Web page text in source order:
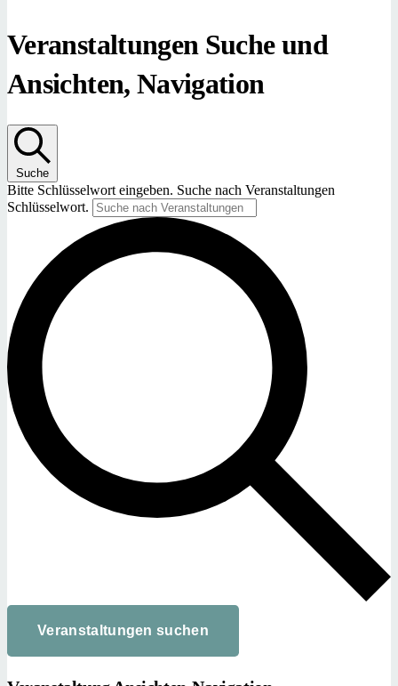
Veranstaltungen Suche und
Ansichten, Navigation
Suche
Bitte Schlüsselwort eingeben. Suche nach Veranstaltungen
Schlüsselwort.
Veranstaltungen suchen